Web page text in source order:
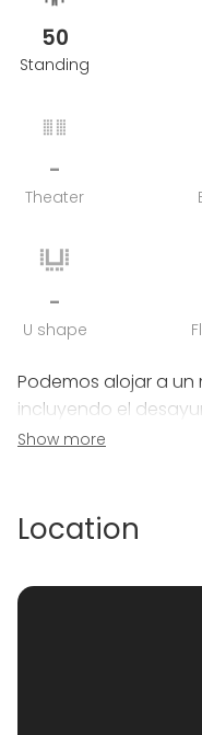
50
Standing
-
Theater
-
U shape
Podemos alojar a un
incluyendo el
chef privado. El resto
Show more
Location